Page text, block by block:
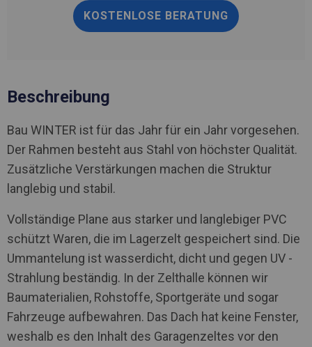
KOSTENLOSE BERATUNG
Beschreibung
Bau WINTER ist für das Jahr für ein Jahr vorgesehen.
Der Rahmen besteht aus Stahl von höchster Qualität.
Zusätzliche Verstärkungen machen die Struktur
langlebig und stabil.
Vollständige Plane aus starker und langlebiger PVC
schützt Waren, die im Lagerzelt gespeichert sind. Die
Ummantelung ist wasserdicht, dicht und gegen UV -
Strahlung beständig. In der Zelthalle können wir
Baumaterialien, Rohstoffe, Sportgeräte und sogar
Fahrzeuge aufbewahren. Das Dach hat keine Fenster,
weshalb es den Inhalt des Garagenzeltes vor den